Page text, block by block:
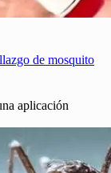
de mosquito
aplicación